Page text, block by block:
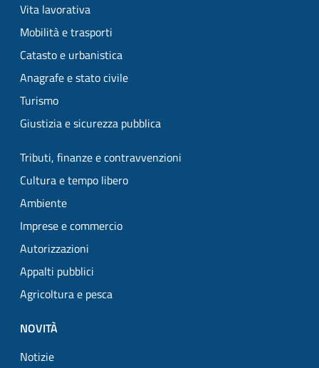
Vita lavorativa
Mobilità e trasporti
Catasto e urbanistica
Anagrafe e stato civile
Turismo
Giustizia e sicurezza pubblica
Tributi, finanze e contravvenzioni
Cultura e tempo libero
Ambiente
Imprese e commercio
Autorizzazioni
Appalti pubblici
Agricoltura e pesca
NOVITÀ
Notizie